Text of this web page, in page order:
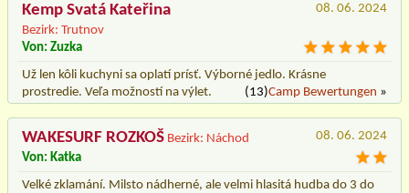
Kemp Svatá Kateřina
Bezirk: Trutnov
08. 06. 2024
Von: Zuzka
Už len kôli kuchyni sa oplatí prísť. Výborné jedlo. Krásne
prostredie. Veľa možností na výlet.
(13)Camp Bewertungen »
WAKESURF ROZKOŠ Bezirk: Náchod
08. 06. 2024
Von: Katka
Velké zklamání. Milsto nádherné, ale velmi hlasitá hudba do 3 do